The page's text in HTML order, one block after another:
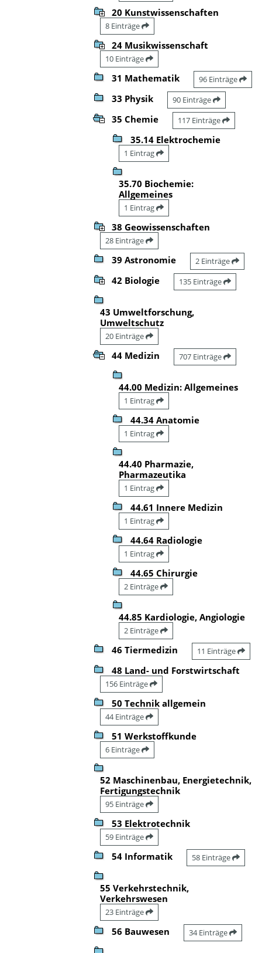
20 Kunstwissenschaften
8 Einträge
24 Musikwissenschaft
10 Einträge
31 Mathematik 96 Einträge
33 Physik 90 Einträge
35 Chemie 117 Einträge
35.14 Elektrochemie
1 Eintrag
35.70 Biochemie:
Allgemeines
1 Eintrag
38 Geowissenschaften
28 Einträge
39 Astronomie 2 Einträge
42 Biologie 135 Einträge
43 Umweltforschung,
Umweltschutz
20 Einträge
44 Medizin 707 Einträge
44.00 Medizin: Allgemeines
1 Eintrag
44.34 Anatomie
1 Eintrag
44.40 Pharmazie,
Pharmazeutika
1 Eintrag
44.61 Innere Medizin
1 Eintrag
44.64 Radiologie
1 Eintrag
44.65 Chirurgie
2 Einträge
44.85 Kardiologie, Angiologie
2 Einträge
46 Tiermedizin 11 Einträge
48 Land- und Forstwirtschaft
156 Einträge
50 Technik allgemein
44 Einträge
51 Werkstoffkunde
6 Einträge
52 Maschinenbau, Energietechnik,
Fertigungstechnik
95 Einträge
53 Elektrotechnik
59 Einträge
54 Informatik 58 Einträge
55 Verkehrstechnik,
Verkehrswesen
23 Einträge
56 Bauwesen 34 Einträge